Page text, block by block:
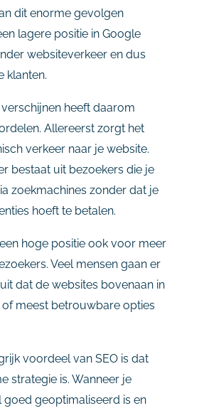
dit enorme gevolgen
lagere positie in Google
websiteverkeer en dus
klanten.
verschijnen heeft daarom
Allereerst zorgt het
verkeer naar je website.
bestaat uit bezoekers die je
zoekmachines zonder dat je
hoeft te betalen.
een hoge positie ook voor meer
Veel mensen gaan er
dat de websites bovenaan in
of meest betrouwbare opties
voordeel van SEO is dat
strategie is. Wanneer je
goed geoptimaliseerd is en